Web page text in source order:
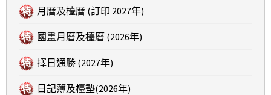
月曆及檯曆 (訂印 2027年)
國畫月曆及檯曆 (2026年)
擇日通勝 (2027年)
日記簿及檯墊(2026年)